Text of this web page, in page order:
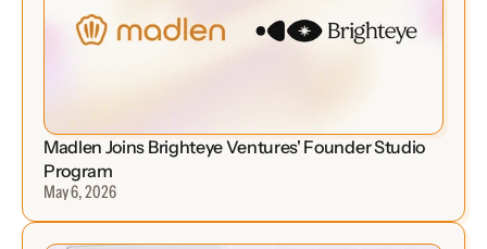
Madlen Joins Brighteye Ventures' Founder Studio
Program
May 6, 2026